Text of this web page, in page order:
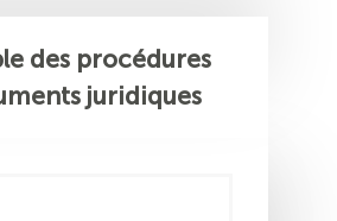
des procédures
juridiques